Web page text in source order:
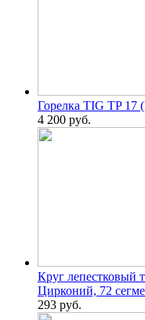
Горелка TIG TP 17
4 200 руб.
Круг лепестковый
Цирконий, 72
293 руб.